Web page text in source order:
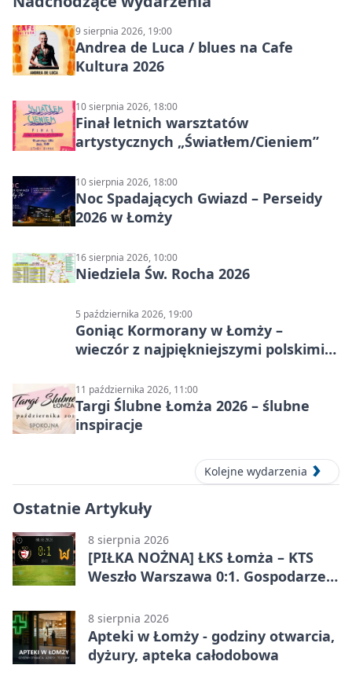
9 sierpnia 2026, 19:00
Andrea de Luca / blues na Cafe
Kultura 2026
10 sierpnia 2026, 18:00
Finał letnich warsztatów
artystycznych „Światłem/Cieniem”
10 sierpnia 2026, 18:00
Noc Spadających Gwiazd – Perseidy
2026 w Łomży
16 sierpnia 2026, 10:00
Niedziela Św. Rocha 2026
5 października 2026, 19:00
Goniąc Kormorany w Łomży –
wieczór z najpiękniejszymi polskimi
11 października 2026, 11:00
Targi Ślubne Łomża 2026 – ślubne
inspiracje
Kolejne wydarzenia
Ostatnie Artykuły
8 sierpnia 2026
[PIŁKA NOŻNA] ŁKS Łomża – KTS
Weszło Warszawa 0:1. Gospodarze
1 (Grupa I)
8 sierpnia 2026
Apteki w Łomży - godziny otwarcia,
dyżury, apteka całodobowa